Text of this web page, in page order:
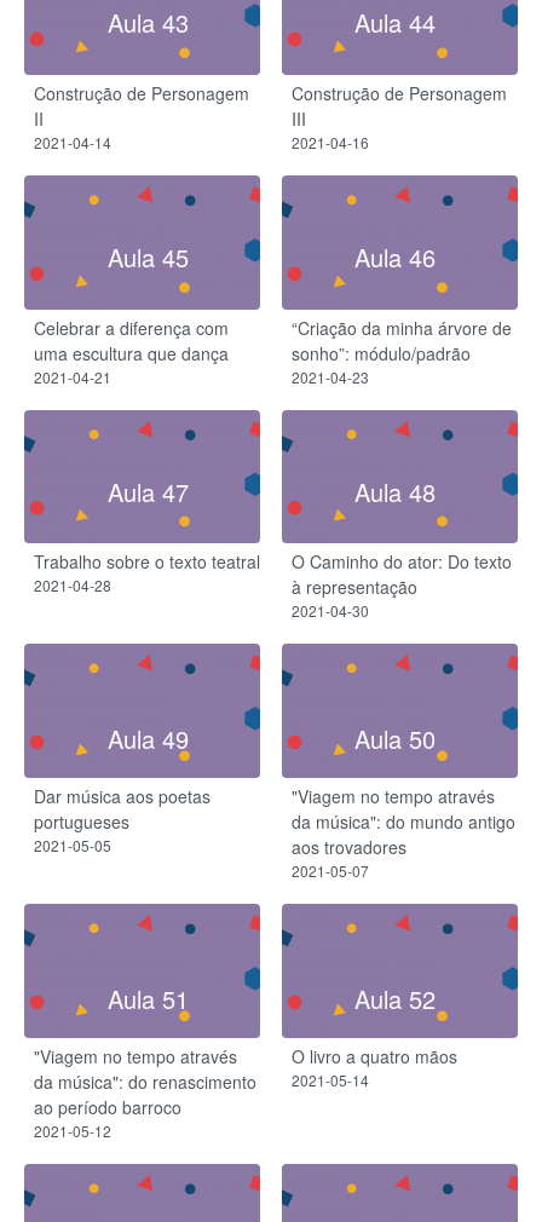
Aula 43
Construção de Personagem
II
2021-04-14
Aula 44
Construção de Personagem
III
2021-04-16
Aula 45
Celebrar a diferença com
uma escultura que dança
2021-04-21
Aula 46
“Criação da minha árvore de
sonho”: módulo/padrão
2021-04-23
Aula 47
Trabalho sobre o texto teatral
2021-04-28
Aula 48
O Caminho do ator: Do texto
à representação
2021-04-30
Aula 49
Dar música aos poetas
portugueses
2021-05-05
Aula 50
"Viagem no tempo através
da música": do mundo antigo
aos trovadores
2021-05-07
Aula 51
"Viagem no tempo através
da música": do renascimento
ao período barroco
2021-05-12
Aula 52
O livro a quatro mãos
2021-05-14